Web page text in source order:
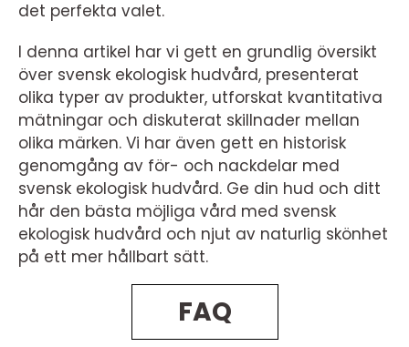
det perfekta valet.
I denna artikel har vi gett en grundlig översikt
över svensk ekologisk hudvård, presenterat
olika typer av produkter, utforskat kvantitativa
mätningar och diskuterat skillnader mellan
olika märken. Vi har även gett en historisk
genomgång av för- och nackdelar med
svensk ekologisk hudvård. Ge din hud och ditt
hår den bästa möjliga vård med svensk
ekologisk hudvård och njut av naturlig skönhet
på ett mer hållbart sätt.
FAQ